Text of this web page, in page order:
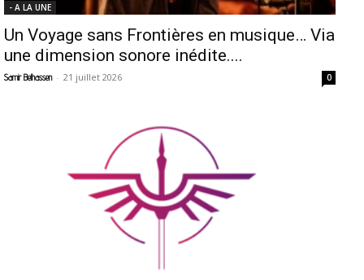
- A LA UNE
Un Voyage sans Frontières en musique… Via
une dimension sonore inédite....
Samir Belhassen - 21 juillet 2026 0